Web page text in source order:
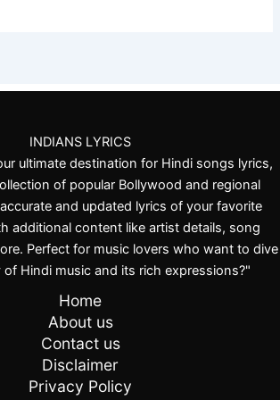
INDIANS LYRICS
ultimate destination for Hindi songs lyrics,
of popular Bollywood and regional
and updated lyrics of your favorite
additional content like artist details, song
Perfect for music lovers who want to dive
Hindi music and its rich expressions?"
Home
About us
Contact us
Disclaimer
Privacy Policy